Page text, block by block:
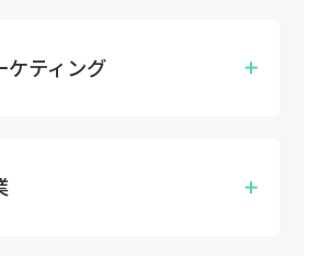
をゴールに、リサーチ・企画・制
ーションまでを行います。
ケティング
広告など幅広く学ぶことで効果的
ランニングと運用ができるマーケ
す。